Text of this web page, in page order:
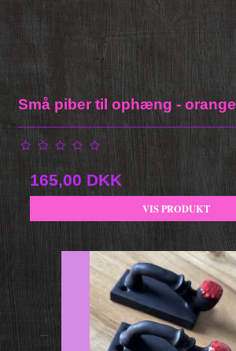
Små piber til ophæng - orange
165,00 DKK
VIS PRODUKT